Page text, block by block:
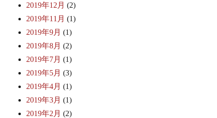
2019年12月 (2)
2019年11月 (1)
2019年9月 (1)
2019年8月 (2)
2019年7月 (1)
2019年5月 (3)
2019年4月 (1)
2019年3月 (1)
2019年2月 (2)